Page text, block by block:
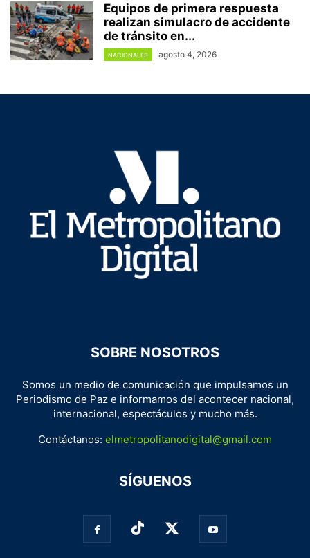
Equipos de primera respuesta
realizan simulacro de accidente
de tránsito en...
NACIONALES agosto 4, 2026
SOBRE NOSOTROS
Somos un medio de comunicación que impulsamos un
Periodismo de Paz e informamos del acontecer nacional,
internacional, espectáculos y mucho más.
Contáctanos: elmetropolitanodigital@gmail.com
SÍGUENOS